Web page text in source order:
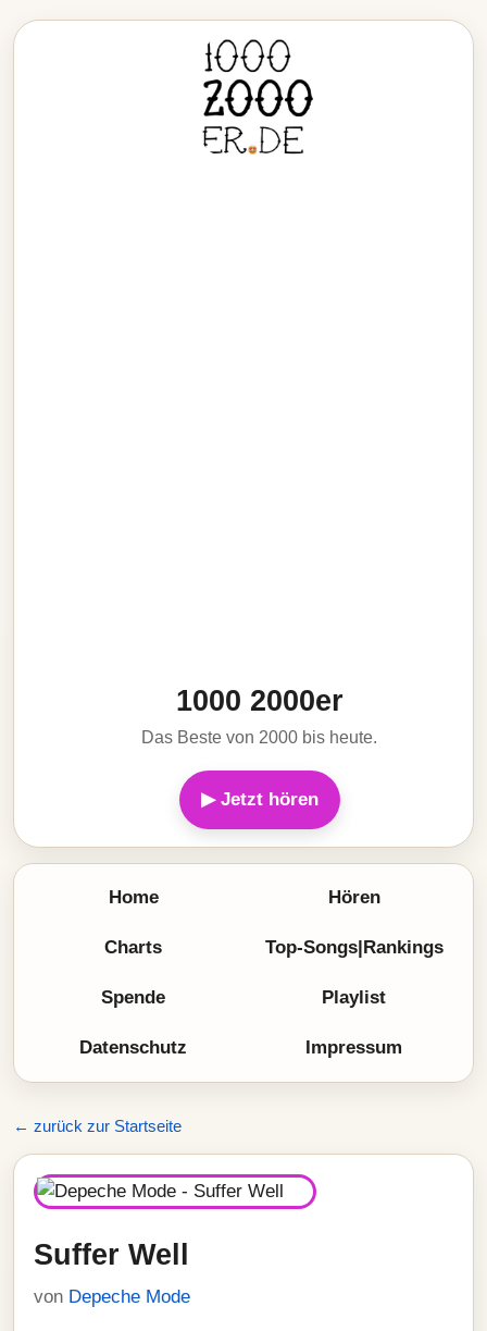
1000 2000er
Das Beste von 2000 bis heute.
▶ Jetzt hören
Home Hören
Charts Top-Songs|Rankings
Spende Playlist
Datenschutz Impressum
← zurück zur Startseite
Suffer Well
von Depeche Mode